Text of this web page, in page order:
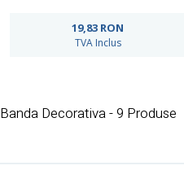
19,83 RON
TVA Inclus
Banda Decorativa - 9 Produse